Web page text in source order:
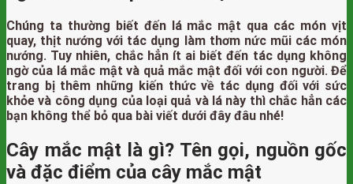
Chúng ta thường biết đến lá mắc mật qua các món vịt
quay, thịt nướng với tác dụng làm thơm nức mũi các món
nướng. Tuy nhiên, chắc hẳn ít ai biết đến tác dụng không
ngờ của lá mắc mật và quả mắc mật đối với con người. Để
trang bị thêm những kiến thức về tác dụng đối với sức
khỏe và công dụng của loại quả và lá này thì chắc hẳn các
bạn không thể bỏ qua bài viết dưới đây đâu nhé!
Cây mắc mật là gì? Tên gọi, nguồn gốc
và đặc điểm của cây mắc mật